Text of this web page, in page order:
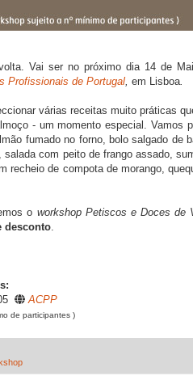
Vai ser no próximo dia 14 de
Profissionais de Portugal em Lisboa
várias receitas muito práticas
- um momento especial. Vamos
fumado no forno, bolo salgado de
com peito de frango assado,
recheio de compota de morango,
o workshop Petiscos e Doces de
desconto
ACPP
de participantes )